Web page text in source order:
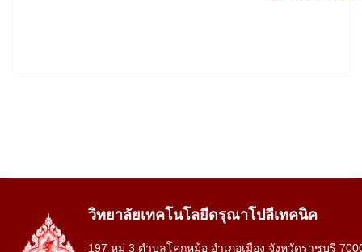
วิทยาลัยเทคโนโลยีดรุณาโปลีเทคนิค
197 หมู่ 3 ตำบลโคกหม้อ อำเภอเมือง จังหวัดราชบุรี